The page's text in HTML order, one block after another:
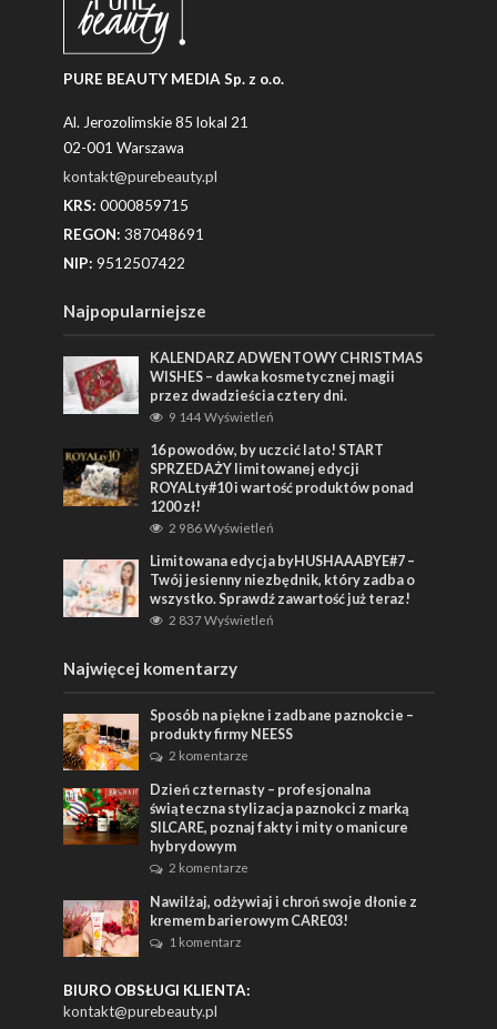
PURE BEAUTY MEDIA Sp. z o.o.
Al. Jerozolimskie 85 lokal 21
02-001 Warszawa
kontakt@purebeauty.pl
KRS: 0000859715
REGON: 387048691
NIP: 9512507422
Najpopularniejsze
KALENDARZ ADWENTOWY CHRISTMAS
WISHES – dawka kosmetycznej magii
przez dwadzieścia cztery dni.
9 144 Wyświetleń
16 powodów, by uczcić lato! START
SPRZEDAŻY limitowanej edycji
ROYALty#10 i wartość produktów ponad
1200 zł!
2 986 Wyświetleń
Limitowana edycja byHUSHAAABYE#7 –
Twój jesienny niezbędnik, który zadba o
wszystko. Sprawdź zawartość już teraz!
2 837 Wyświetleń
Najwięcej komentarzy
Sposób na piękne i zadbane paznokcie –
produkty firmy NEESS
2 komentarze
Dzień czternasty – profesjonalna
świąteczna stylizacja paznokci z marką
SILCARE, poznaj fakty i mity o manicure
hybrydowym
2 komentarze
Nawilżaj, odżywiaj i chroń swoje dłonie z
kremem barierowym CARE03!
1 komentarz
BIURO OBSŁUGI KLIENTA:
kontakt@purebeauty.pl